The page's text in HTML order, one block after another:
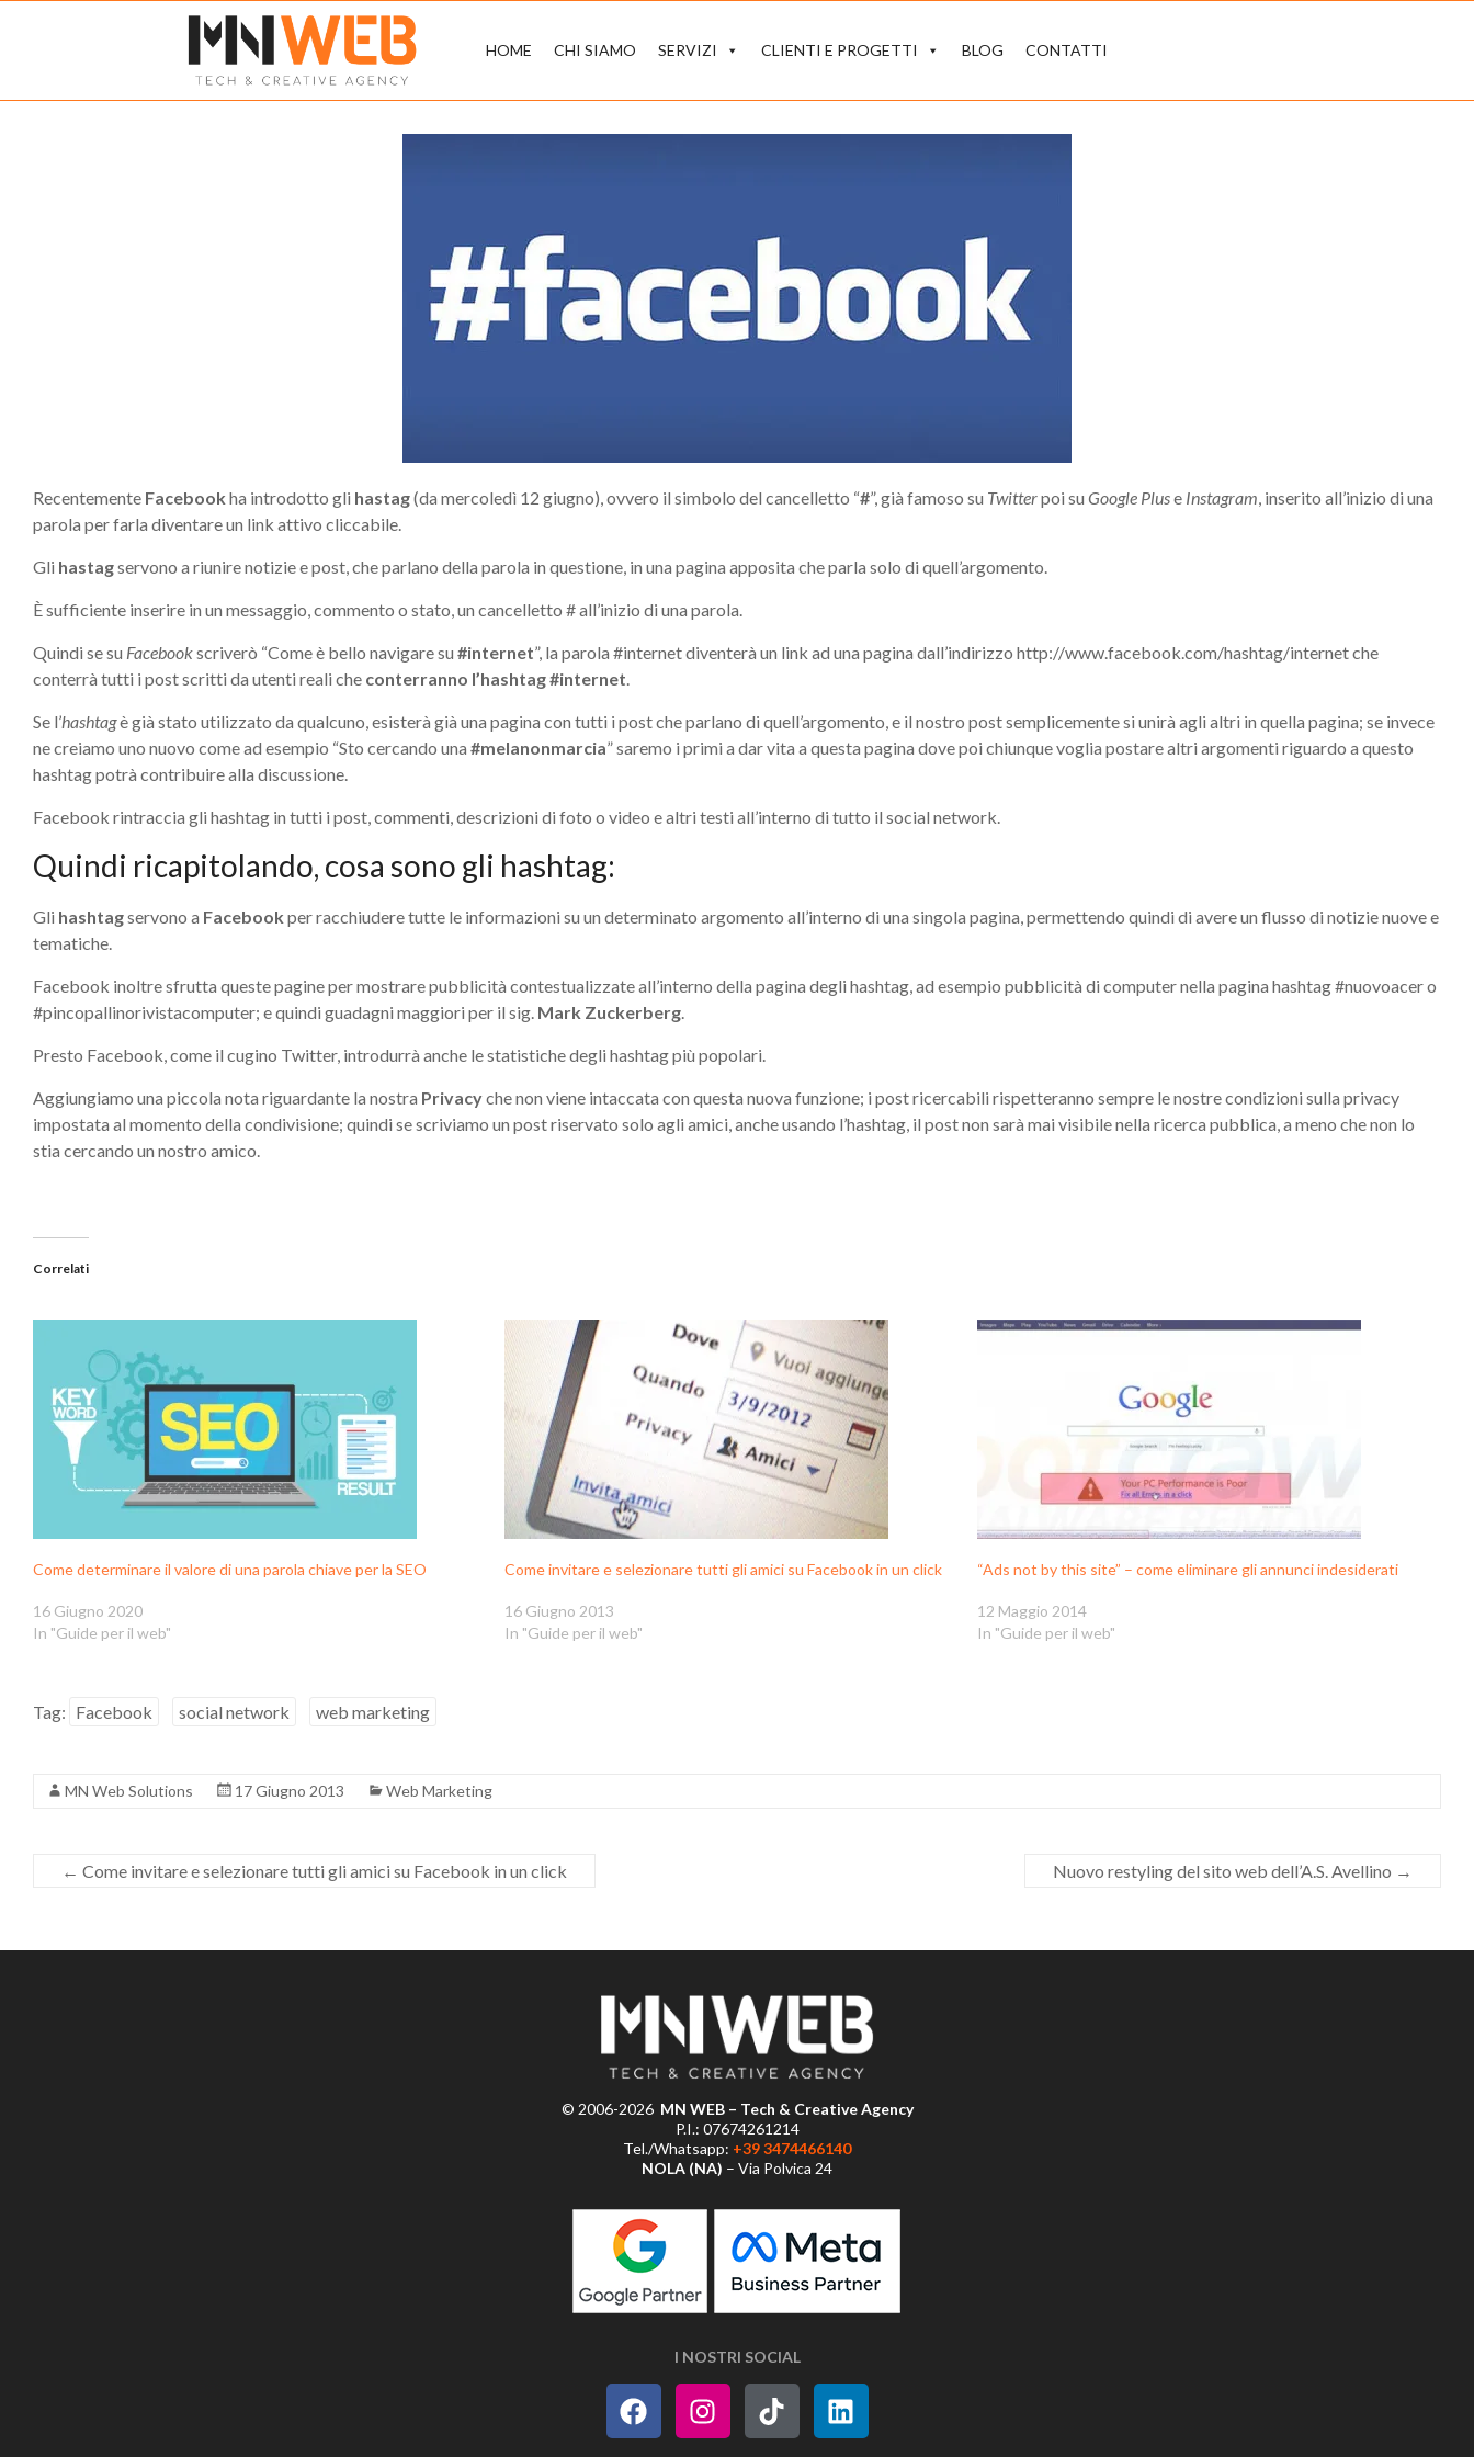
HOME CHI SIAMO SERVIZI CLIENTI E PROGETTI BLOG CONTATTI
Recentemente Facebook ha introdotto gli hastag(da mercoledì 12 giugno), ovvero il simbolo del cancelletto “#”, già famoso su Twitterpoi su Google Pluse Instagram, inserito all’inizio di una
parola per farla diventare un link attivo cliccabile.
Gli hastagservono a riunire notizie e post, che parlano della parola in questione, in una pagina apposita che parla solo di quell’argomento.
È sufficiente inserire in un messaggio, commento o stato, un cancelletto # all’inizio di una parola.
Quindi se su Facebookscriverò “Come è bello navigare su #internet”, la parola #internet diventerà un link ad una pagina dall’indirizzo http://www.facebook.com/hashtag/internet che
conterrà tutti i post scritti da utenti reali che conterranno l’hashtag #internet.
Se l’hashtagè già stato utilizzato da qualcuno, esisterà già una pagina con tutti i post che parlano di quell’argomento, e il nostro post semplicemente si unirà agli altri in quella pagina; se invece
ne creiamo uno nuovo come ad esempio “Sto cercando una #melanonmarcia” saremo i primi a dar vita a questa pagina dove poi chiunque voglia postare altri argomenti riguardo a questo
hashtag potrà contribuire alla discussione.
Facebook rintraccia gli hashtag in tutti i post, commenti, descrizioni di foto o video e altri testi all’interno di tutto il social network.
Quindi ricapitolando, cosa sono gli hashtag:
Gli hashtagservono a Facebook per racchiudere tutte le informazioni su un determinato argomento all’interno di una singola pagina, permettendo quindi di avere un flusso di notizie nuove e
tematiche.
Facebook inoltre sfrutta queste pagine per mostrare pubblicità contestualizzate all’interno della pagina degli hashtag, ad esempio pubblicità di computer nella pagina hashtag #nuovoacer o
#pincopallinorivistacomputer; e quindi guadagni maggiori per il sig. Mark Zuckerberg.
Presto Facebook, come il cugino Twitter, introdurrà anche le statistiche degli hashtag più popolari.
Aggiungiamo una piccola nota riguardante la nostra Privacyche non viene intaccata con questa nuova funzione; i post ricercabili rispetteranno sempre le nostre condizioni sulla privacy
impostata al momento della condivisione; quindi se scriviamo un post riservato solo agli amici, anche usando l’hashtag, il post non sarà mai visibile nella ricerca pubblica, a meno che non lo
stia cercando un nostro amico.
Correlati
Come determinare il valore di una parola chiave per la SEO
16 Giugno 2020
In "Guide per il web"
Come invitare e selezionare tutti gli amici su Facebook in un click
16 Giugno 2013
In "Guide per il web"
“Ads not by this site” – come eliminare gli annunci indesiderati
12 Maggio 2014
In "Guide per il web"
Tag: Facebook social network web marketing
MN Web Solutions 17 Giugno 2013 Web Marketing
← Come invitare e selezionare tutti gli amici su Facebook in un click Nuovo restyling del sito web dell’A.S. Avellino →
© 2006-2026 MN WEB – Tech & Creative Agency
P.I.: 07674261214
Tel./Whatsapp: +39 3474466140
NOLA (NA) – Via Polvica 24
I NOSTRI SOCIAL